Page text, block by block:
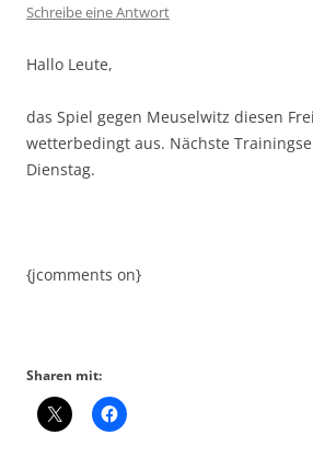
Schreibe eine Antwort
Hallo Leute,
das Spiel gegen Meuselwitz diesen
wetterbedingt aus. Nächste
Dienstag.
{jcomments on}
Sharen mit: